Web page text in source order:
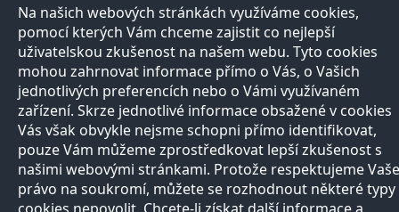
Na našich webových stránkách využíváme cookies,
pomocí kterých Vám chceme zajistit co nejlepší
uživatelskou zkušenost na našem webu. Tyto cookies
mohou zahrnovat informace přímo o Vás, o Vašich
jednotlivých preferencích nebo o Vámi využívaném
zařízení. Skrze jednotlivé informace obsažené v cookies
Vás však obvykle nejsme schopni přímo identifikovat,
pouze Vám můžeme zprostředkovat lepší zkušenost s
našimi webovými stránkami. Protože respektujeme Vaše
právo na soukromí, můžete se rozhodnout některé typy